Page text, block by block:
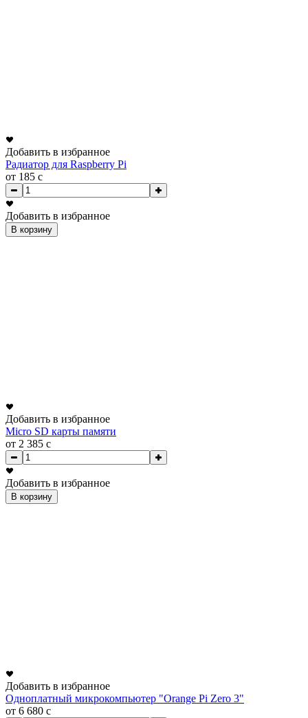
Добавить в избранное
Радиатор для Raspberry Pi
от 185 c
Добавить в избранное
В корзину
Добавить в избранное
Micro SD карты памяти
от 2 385 c
Добавить в избранное
В корзину
Добавить в избранное
Одноплатный микрокомпьютер "Orange Pi Zero 3"
от 6 680 c